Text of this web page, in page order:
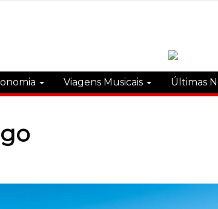
Viagens Musicais Últimas